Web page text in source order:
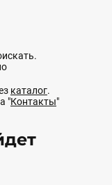
каталог.
"Контакты"